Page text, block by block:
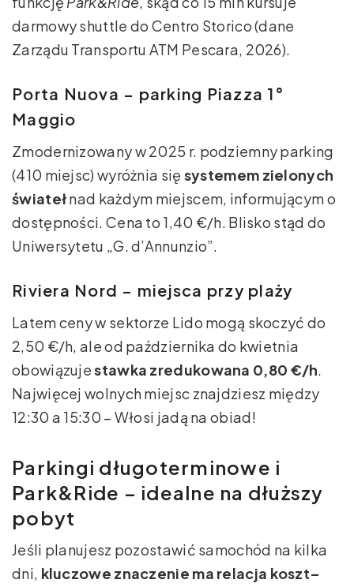
darmowy shuttle do Centro Storico (dane
Zarządu Transportu ATM Pescara, 2026).
Porta Nuova – parking Piazza 1°
Maggio
Zmodernizowany w 2025 r. podziemny parking
(410 miejsc) wyróżnia się systemem zielonych
światełnad każdym miejscem, informującym o
dostępności. Cena to 1,40 €/h. Blisko stąd do
Uniwersytetu „G. d’Annunzio”.
Riviera Nord – miejsca przy plaży
Latem ceny w sektorze Lido mogą skoczyć do
2,50 €/h, ale od października do kwietnia
obowiązujestawka zredukowana 0,80 €/h.
Najwięcej wolnych miejsc znajdziesz między
12:30 a 15:30 – Włosi jadą na obiad!
Parkingi długoterminowe i
Park&Ride – idealne na dłuższy
pobyt
Jeśli planujesz pozostawić samochód na kilka
dni, kluczowe znaczenie ma relacja koszt–